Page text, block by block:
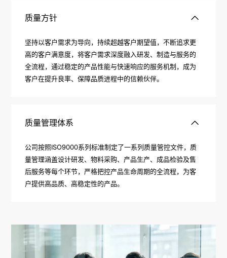
质量方针
坚持以客户需求为导向，持续超越客户期望值，不断追求更
高的客户满意度，将客户需求深度融入研发、制造与服务的
全流程，通过稳定的产品性能与快速响应的服务机制，成为
客户在提升良率、保障品质进程中的信赖伙伴。
质量管理体系
公司按照ISO9000系列标准制定了一系列质量管控文件，质
量管理涵盖设计研发、物料采购、产品生产、成品检验及售
后服务等每个环节，严格把控产品生命周期的全流程，为客
户提供高品质、高稳定性的产品。